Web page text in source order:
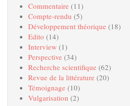
Commentaire (11)
Compte-rendu (5)
Développement théorique (18)
Edito (14)
Interview (1)
Perspective (34)
Recherche scientifique (62)
Revue de la littérature (20)
Témoignage (10)
Vulgarisation (2)